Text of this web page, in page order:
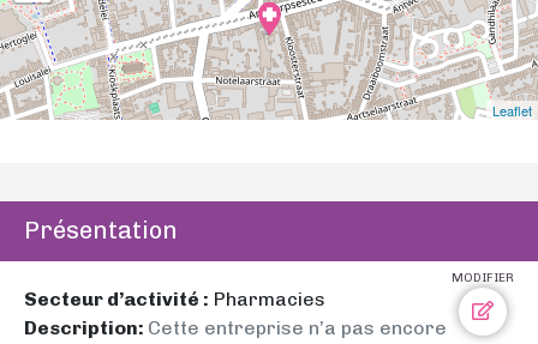
Leaflet
Présentation
MODIFIER
Secteur d’activité : Pharmacies
Description: Cette entreprise n’a pas encore